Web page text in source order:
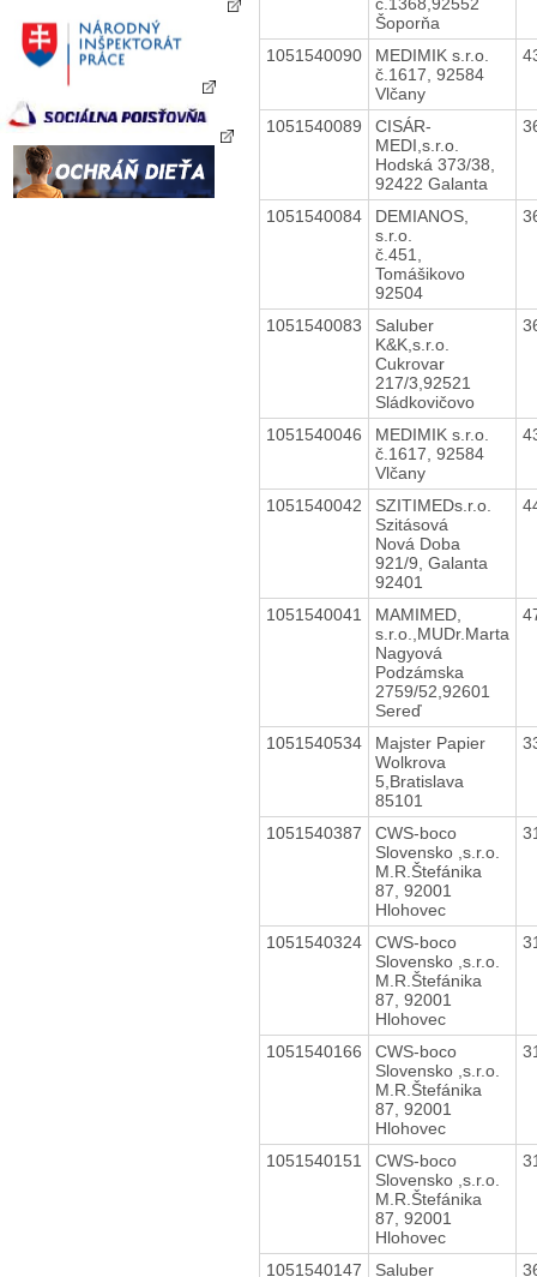
Šoporňa
1051540090
MEDIMIK s.r.o.
č.1617, 92584
Vlčany
1051540089
CISÁR-
MEDI,s.r.o.
Hodská 373/38,
92422 Galanta
1051540084
DEMIANOS,
s.r.o.
č.451,
Tomášikovo
92504
1051540083
Saluber
K&K,s.r.o.
Cukrovar
217/3,92521
Sládkovičovo
1051540046
MEDIMIK s.r.o.
č.1617, 92584
Vlčany
1051540042
SZITIMEDs.r.o.
Szitásová
Nová Doba
921/9, Galanta
92401
1051540041
MAMIMED,
s.r.o.,MUDr.Marta
Nagyová
Podzámska
2759/52,92601
Sereď
1051540534
Majster Papier
Wolkrova
5,Bratislava
85101
1051540387
CWS-boco
Slovensko ,s.r.o.
M.R.Štefánika
87, 92001
Hlohovec
1051540324
CWS-boco
Slovensko ,s.r.o.
M.R.Štefánika
87, 92001
Hlohovec
1051540166
CWS-boco
Slovensko ,s.r.o.
M.R.Štefánika
87, 92001
Hlohovec
1051540151
CWS-boco
Slovensko ,s.r.o.
M.R.Štefánika
87, 92001
Hlohovec
1051540147 Saluber